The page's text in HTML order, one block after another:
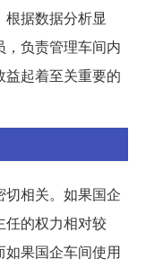
据数据分析显
负责管理车间内
起着至关重要的
相关。如果国企
任的权力相对较
果国企车间使用